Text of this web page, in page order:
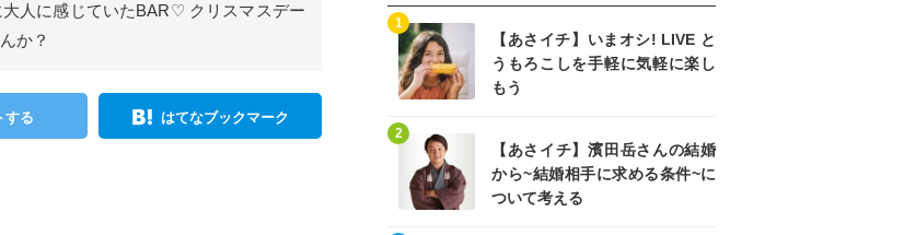
人に感じていたBAR♡ クリスマスデー
か？
する はてなブックマーク
【あさイチ】いまオシ! LIVE と
うもろこしを手軽に気軽に楽し
もう
1
【あさイチ】濱田岳さんの結婚
から~結婚相手に求める条件~に
ついて考える
2